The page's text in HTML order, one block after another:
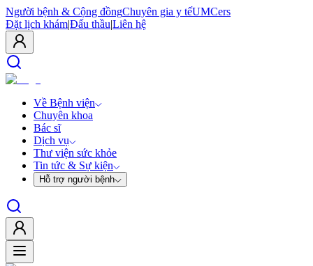
Người bệnh & Cộng đồngChuyên gia y tếUMCers
Đặt lịch khám|Đấu thầu|Liên hệ
Về Bệnh viện
Chuyên khoa
Bác sĩ
Dịch vụ
Thư viện sức khỏe
Tin tức & Sự kiện
Hỗ trợ người bệnh